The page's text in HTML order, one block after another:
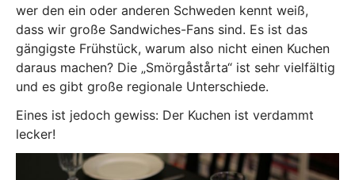
wer den ein oder anderen Schweden kennt weiß,
dass wir große Sandwiches-Fans sind. Es ist das
gängigste Frühstück, warum also nicht einen Kuchen
daraus machen? Die „Smörgåstårta“ ist sehr vielfältig
und es gibt große regionale Unterschiede.
Eines ist jedoch gewiss: Der Kuchen ist verdammt
lecker!